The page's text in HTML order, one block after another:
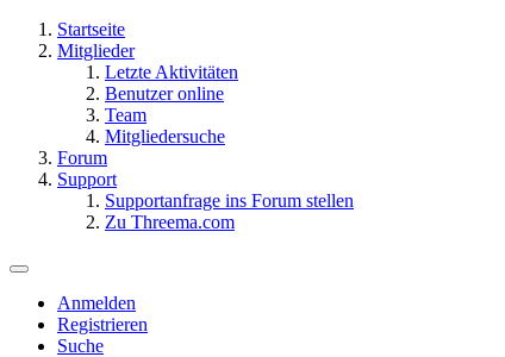
Startseite
Mitglieder
Letzte Aktivitäten
Benutzer online
Team
Mitgliedersuche
Forum
Support
Supportanfrage ins Forum stellen
Zu Threema.com
Anmelden
Registrieren
Suche